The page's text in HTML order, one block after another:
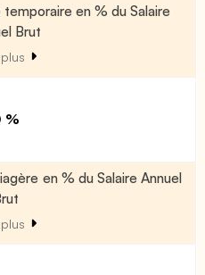
en % du Salaire
Brut
%
en % du Salaire Annuel